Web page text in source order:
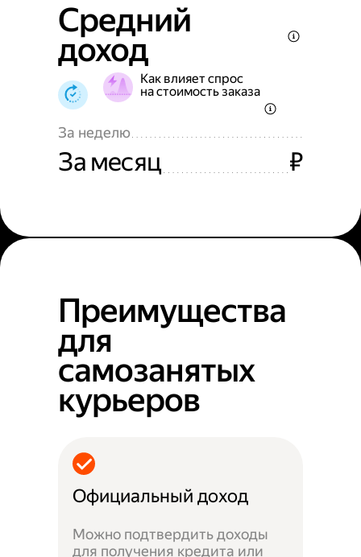
Средний
доход
Как влияет спрос
на стоимость заказа
За неделю
За месяц ₽
Преимущества
для
самозанятых
курьеров
Официальный доход
Можно подтвердить доходы
для получения кредита или